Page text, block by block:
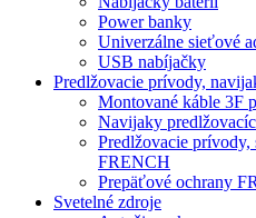
Power banky
Univerzálne sieťové
USB nabíjačky
Predlžovacie prívody,
Montované káble 3F
Navijaky
Predlžovacie prívody,
FRENCH
Prepäťové ochrany
Svetelné zdroje